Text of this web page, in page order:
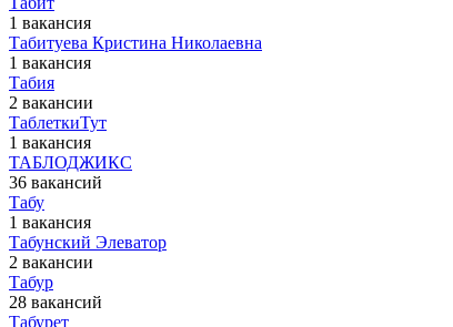
1 вакансия
Табитуева Кристина Николаевна
1 вакансия
Табия
2 вакансии
ТаблеткиТут
1 вакансия
ТАБЛОДЖИКС
36 вакансий
Табу
1 вакансия
Табунский Элеватор
2 вакансии
Табур
28 вакансий
Табурет